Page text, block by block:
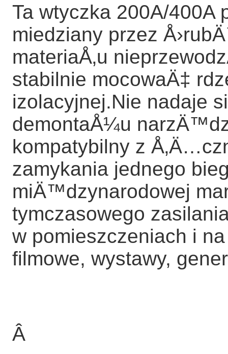
Ta wtyczka 200A/400A
miedziany przez
materiaÅ‚u
stabilnie mocowaÄ‡
izolacyjnej.Nie nadaje
demontaÅ¼u
kompatybilny z
zamykania jednego
miÄ™dzynarodowej
tymczasowego
w pomieszczeniach i
filmowe, wystawy,
Â